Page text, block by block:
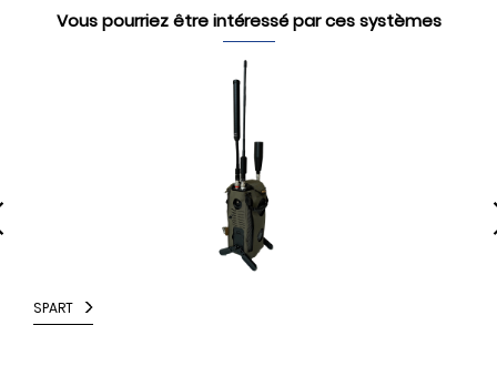
Vous pourriez être intéressé par ces systèmes
SPART